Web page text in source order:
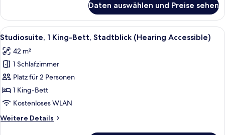
1 King-
Bett
(Hearing
Daten auswählen und Preise sehen
Alle
Fotos
für
Studiosuite,
1 King-
Bett,
Stadtblick
Accessible)
Ein modernes Hotelzimmer mit Bett,
5
Studiosuite, 1 King-Bett, Stadtblick (Hearing Accessible)
42 m²
1 Schlafzimmer
Platz für 2 Personen
1 King-Bett
Kostenloses WLAN
Weitere Details
Weitere